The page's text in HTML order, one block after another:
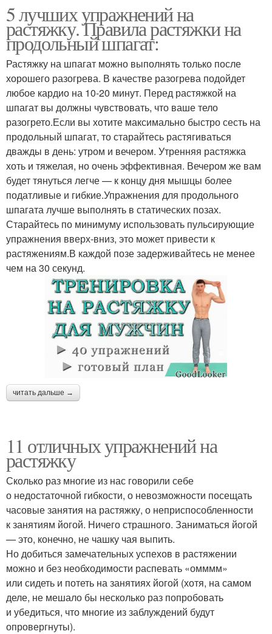
5 лучших упражнений на
растяжку. Правила растяжки на
продольный шпагат:
Растяжку на шпагат можно выполнять только после
хорошего разогрева. В качестве разогрева подойдет
любое кардио на 10-20 минут. Перед растяжкой на
шпагат вы должны чувствовать, что ваше тело
разогрето.Если вы хотите максимально быстро сесть на
продольный шпагат, то старайтесь растягиваться
дважды в день: утром и вечером. Утренняя растяжка
хоть и тяжелая, но очень эффективная. Вечером же вам
будет тянуться легче — к концу дня мышцы более
податливые и гибкие.Упражнения для продольного
шпагата лучше выполнять в статических позах.
Старайтесь по минимуму использовать пульсирующие
упражнения вверх-вниз, это может привести к
растяжениям.В каждой позе задерживайтесь не менее
чем на 30 секунд.
читать дальше →
11 отличных упражнений на
растяжку
Сколько раз многие из нас говорили себе
о недостаточной гибкости, о невозможности посещать
часовые занятия на растяжку, о неприспособленности
к занятиям йогой. Ничего страшного. Заниматься йогой
— это, конечно, не чашку чая выпить.
Но добиться замечательных успехов в растяжении
можно и без необходимости распевать «омммм»
или сидеть и потеть на занятиях йогой (хотя, на самом
деле, не мешало бы несколько раз попробовать
и убедиться, что многие из заблуждений будут
опровергнуты).